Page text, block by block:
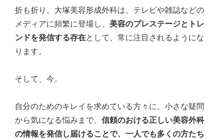
折も折り、大塚美容形成外科は、テレビや雑誌などの
メディアに頻繁に登場し、 美容のプレステージとトレ
ンドを発信する存在として、常に注目されるようにな
ります。
そして、今。
自分のためのキレイを求めている方々に、小さな疑問
から気になる悩みまで、 信頼のおける正しい美容外科
の情報を発信し届けることで、一人でも多くの方たち